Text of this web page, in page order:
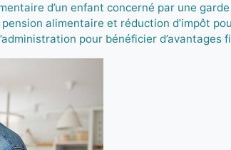
d’un enfant concerné par une
alimentaire et réduction d’impôt
pour bénéficier d’avantages